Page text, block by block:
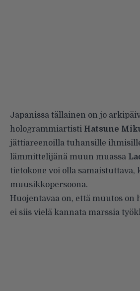
Japanissa tällainen on jo
hologrammiartisti Hatsune
jättiareenoilla tuhansille
lämmittelijänä muun muassa
tietokone voi olla samaistuttava,
muusikkopersoona.
Huojentavaa on, että muutos on
ei siis vielä kannata marssia